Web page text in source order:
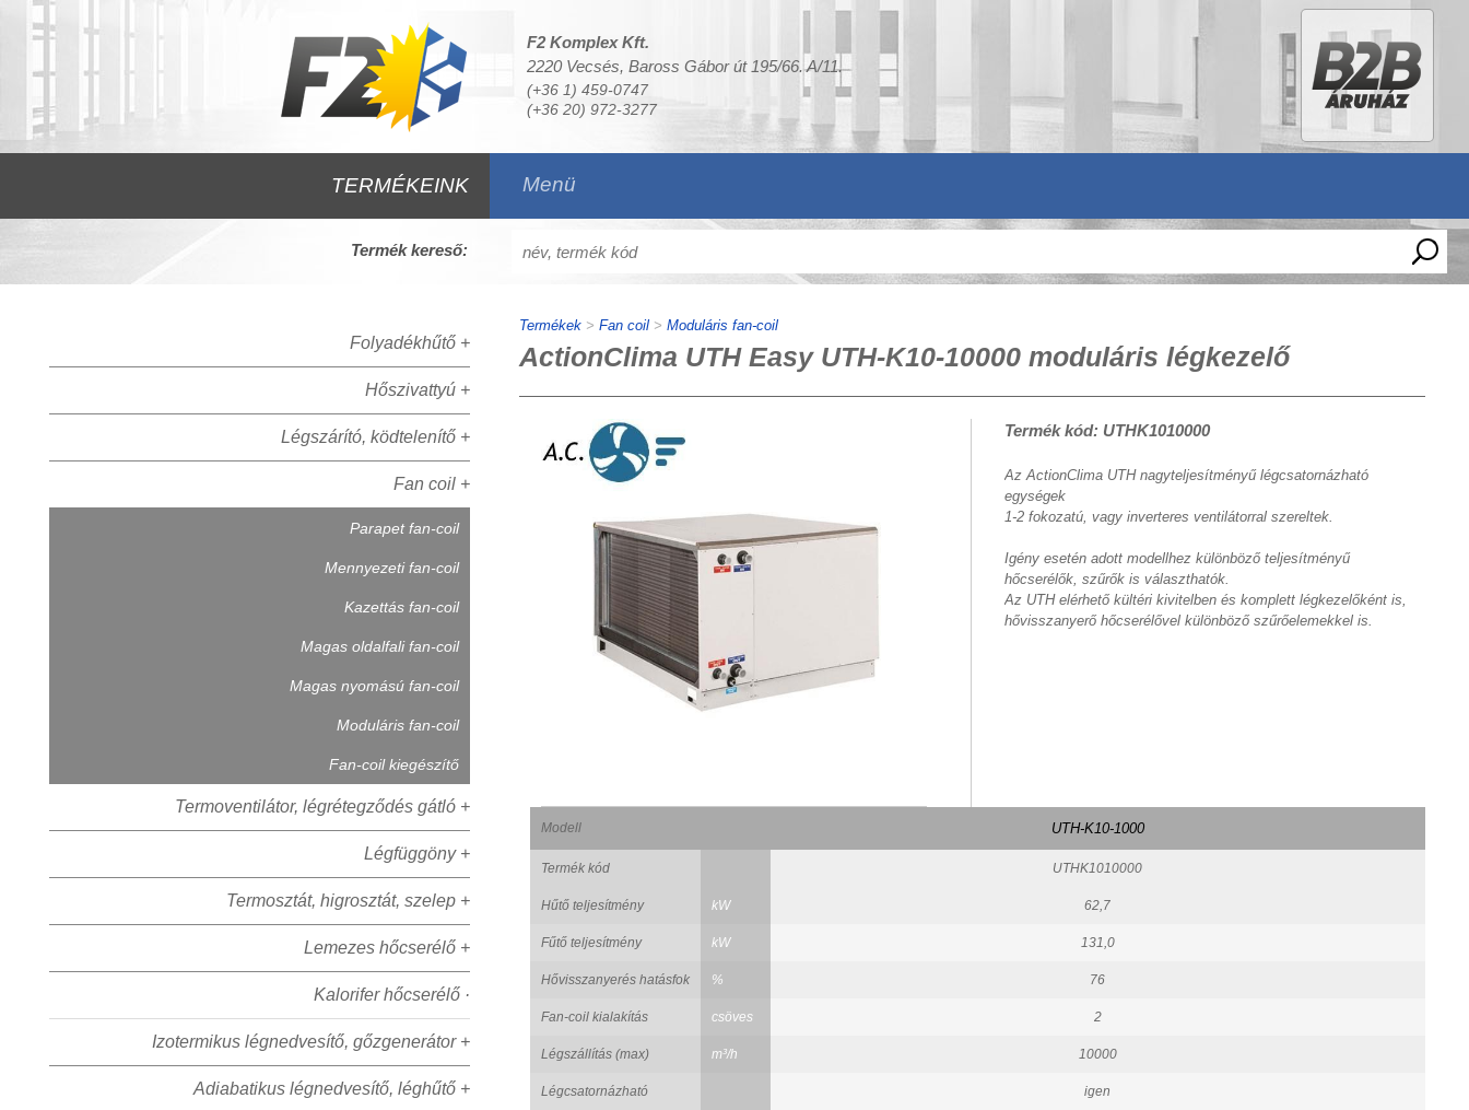
F2 Komplex Kft.
2220 Vecsés, Baross Gábor út 195/66. A/11.
(+36 1) 459-0747
(+36 20) 972-3277
TERMÉKEINK Menü
Termék kereső:
Folyadékhűtő +
Hőszivattyú +
Légszárító, ködtelenítő +
Fan coil +
Parapet fan-coil
Mennyezeti fan-coil
Kazettás fan-coil
Magas oldalfali fan-coil
Magas nyomású fan-coil
Moduláris fan-coil
Fan-coil kiegészítő
Termoventilátor, légrétegződés gátló +
Légfüggöny +
Termosztát, higrosztát, szelep +
Lemezes hőcserélő +
Kalorifer hőcserélő ·
Izotermikus légnedvesítő, gőzgenerátor +
Adiabatikus légnedvesítő, léghűtő +
Termékek> Fan coil> Moduláris fan-coil
ActionClima UTH Easy UTH-K10-10000 moduláris légkezelő
Termék kód: UTHK1010000
Az ActionClima UTH nagyteljesítményű légcsatornázható
egységek
1-2 fokozatú, vagy inverteres ventilátorral szereltek.
Igény esetén adott modellhez különböző teljesítményű
hőcserélők, szűrők is választhatók.
Az UTH elérhető kültéri kivitelben és komplett légkezelőként is,
hővisszanyerő hőcserélővel különböző szűrőelemekkel is.
Modell UTH-K10-1000
Termék kód UTHK1010000
Hűtő teljesítmény kW 62,7
Fűtő teljesítmény kW 131,0
Hővisszanyerés hatásfok % 76
Fan-coil kialakítás csöves 2
Légszállítás (max) m³/h 10000
Légcsatornázható igen